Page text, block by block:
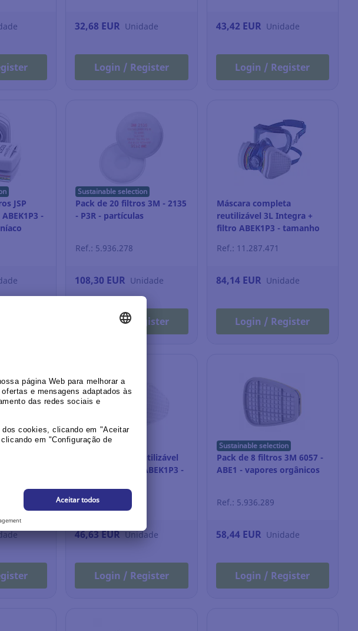
32,68 EUR Unidade
Login / Register
43,42 EUR Unidade
Login / Register
JSP
-
Sustainable selection
Pack de 20 filtros 3M - 2135
- P3R - partículas
Ref.: 5.936.278
108,30 EUR Unidade
Login / Register
Máscara completa
reutilizável 3L Integra +
filtro ABEK1P3 - tamanho
Ref.: 11.287.471
84,14 EUR Unidade
Login / Register
Meia máscara reutilizável
3L Elipse + filtro ABEK1P3 -
Ref.: 11.287.642
46,63 EUR Unidade
Login / Register
Sustainable selection
Pack de 8 filtros 3M 6057 -
ABE1 - vapores orgânicos
Ref.: 5.936.289
58,44 EUR Unidade
Login / Register